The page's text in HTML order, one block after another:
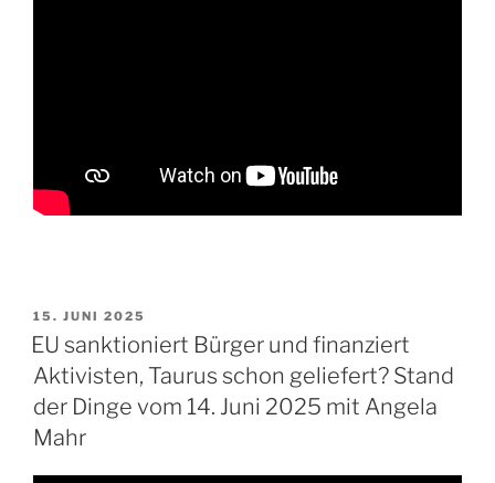
VERÖFFENTLICHT
AM
15. JUNI 2025
EU sanktioniert Bürger und finanziert
Aktivisten, Taurus schon geliefert? Stand
der Dinge vom 14. Juni 2025 mit Angela
Mahr